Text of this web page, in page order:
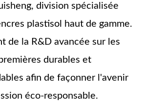
division spécialisée
plastisol haut de gamme.
de la R&D avancée sur les
durables et
afin de façonner l'avenir
éco-responsable.